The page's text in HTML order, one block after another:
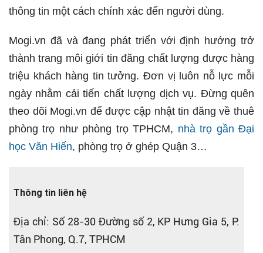
thông tin một cách chính xác đến người dùng.
Mogi.vn đã và đang phát triển với định hướng trở
thành trang môi giới tin đăng chất lượng được hàng
triệu khách hàng tin tưởng. Đơn vị luôn nỗ lực mỗi
ngày nhằm cải tiến chất lượng dịch vụ. Đừng quên
theo dõi Mogi.vn để được cập nhật tin đăng về thuê
phòng trọ như phòng trọ TPHCM, nhà trọ gần Đại
học Văn Hiến, phòng trọ ở ghép Quận 3…
Thông tin liên hệ
Địa chỉ: Số 28-30 Đường số 2, KP Hưng Gia 5, P.
Tân Phong, Q.7, TPHCM